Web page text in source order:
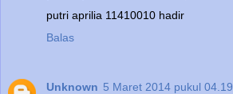
putri aprilia 11410010 hadir
Balas
Unknown 5 Maret 2014 pukul 04.19